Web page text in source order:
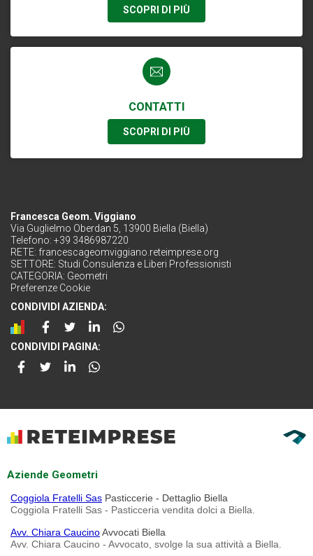
SCOPRI DI PIÙ
CONTATTI
SCOPRI DI PIÙ
Francesca Geom. Viggiano
Via Guglielmo Oberdan 5, 13900 Biella (Biella)
Telefono: +39 3486987220
RETE: francescageomviggiano.reteimprese.org
SETTORE: Studi Consulenza e Liberi Professionisti
CATEGORIA: Geometri
Preferenze Cookie
CONDIVIDI AZIENDA:
CONDIVIDI PAGINA:
Aziende Geometri
Coggiola Fratelli Sas Pasticcerie - Dettaglio Biella
Coggiola Fratelli Sas - Pasticceria vendita dolci a Biella.
Avv. Chiara CaucinoAvvocati Biella
Avv. Chiara Caucino - Avvocato, svolge la sua attività a Biella.